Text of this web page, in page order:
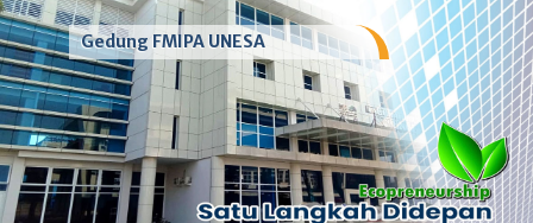
Gedung FMIPA UNESA